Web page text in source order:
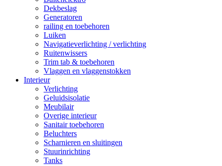
Dekbeslag
Generatoren
railing en toebehoren
Luiken
Navigatieverlichting / verlichting
Ruitenwissers
Trim tab & toebehoren
Vlaggen en vlaggenstokken
Interieur
Verlichting
Geluidsisolatie
Meubilair
Overige interieur
Sanitair toebehoren
Beluchters
Scharnieren en sluitingen
Stuurinrichting
Tanks